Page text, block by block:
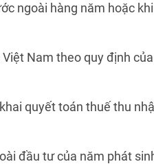
ngoài hàng năm hoặc
Nam theo quy định
quyết toán thuế thu
đầu tư của năm phát